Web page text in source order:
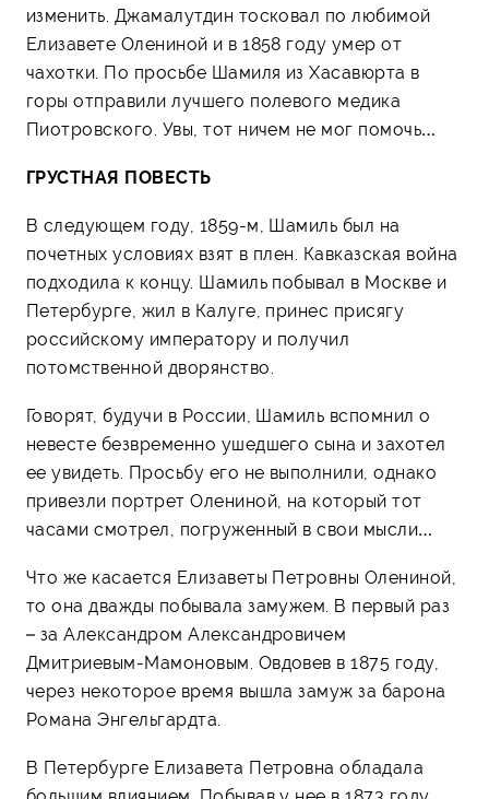
изменить. Джамалутдин тосковал по любимой
Елизавете Олениной и в 1858 году умер от
чахотки. По просьбе Шамиля из Хасавюрта в
горы отправили лучшего полевого медика
Пиотровского. Увы, тот ничем не мог помочь…
ГРУСТНАЯ ПОВЕСТЬ
В следующем году, 1859-м, Шамиль был на
почетных условиях взят в плен. Кавказская война
подходила к концу. Шамиль побывал в Москве и
Петербурге, жил в Калуге, принес присягу
российскому императору и получил
потомственной дворянство.
Говорят, будучи в России, Шамиль вспомнил о
невесте безвременно ушедшего сына и захотел
ее увидеть. Просьбу его не выполнили, однако
привезли портрет Олениной, на который тот
часами смотрел, погруженный в свои мысли…
Что же касается Елизаветы Петровны Олениной,
то она дважды побывала замужем. В первый раз
– за Александром Александровичем
Дмитриевым-Мамоновым. Овдовев в 1875 году,
через некоторое время вышла замуж за барона
Романа Энгельгардта.
В Петербурге Елизавета Петровна обладала